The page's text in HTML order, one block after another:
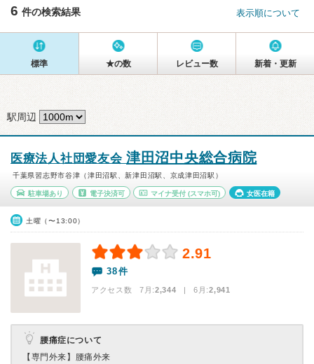
6 件の検索結果 表示順について
標準 ★の数 レビュー数 新着・更新
駅周辺
医療法人社団愛友会 津田沼中央総合病院
千葉県習志野市谷津（津田沼駅、新津田沼駅、京成津田沼駅）
駐車場あり 電子決済可 マイナ受付 (スマホ可) 女医在籍
土曜（〜13:00）
2.91
38件
アクセス数 7月:2,344 | 6月:2,941
腰痛症について
【専門外来】
腰痛外来